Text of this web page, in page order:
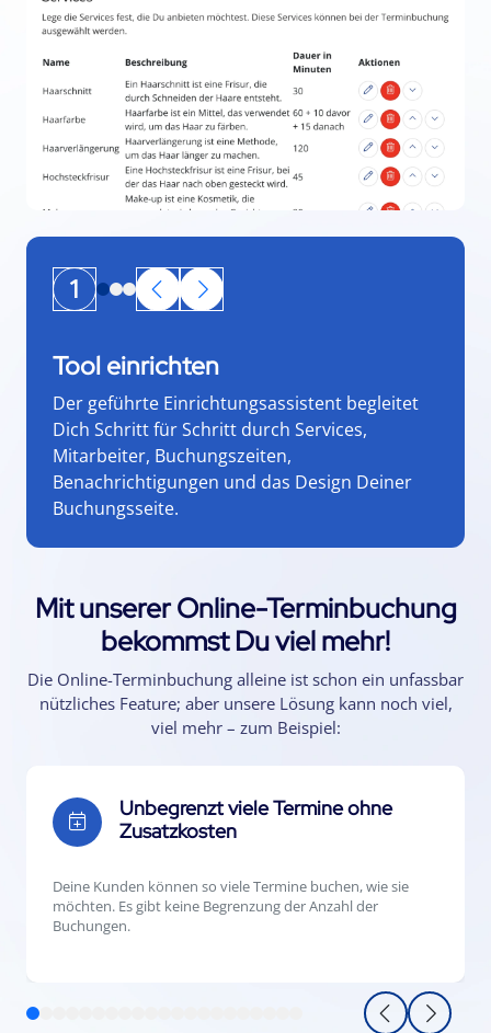
1
Tool einrichten
Der geführte Einrichtungsassistent begleitet
Dich Schritt für Schritt durch Services,
Mitarbeiter, Buchungszeiten,
Benachrichtigungen und das Design Deiner
Buchungsseite.
Mit unserer Online-Terminbuchung
bekommst Du viel mehr!
Die Online-Terminbuchung alleine ist schon ein unfassbar
nützliches Feature; aber unsere Lösung kann noch viel,
viel mehr – zum Beispiel:
Unbegrenzt viele Termine ohne
Zusatzkosten
Deine Kunden können so viele Termine buchen, wie sie
möchten. Es gibt keine Begrenzung der Anzahl der
Buchungen.